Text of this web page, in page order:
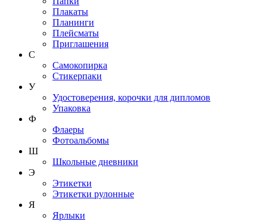
Плакаты
Планинги
Плейсматы
Приглашения
С
Самокопирка
Стикерпаки
У
Удостоверения, корочки для дипломов
Упаковка
Ф
Флаеры
Фотоальбомы
Ш
Школьные дневники
Э
Этикетки
Этикетки рулонные
Я
Ярлыки